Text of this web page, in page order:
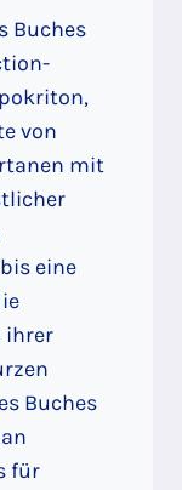
Buches
von
mit
eine
ihrer
Buches
für